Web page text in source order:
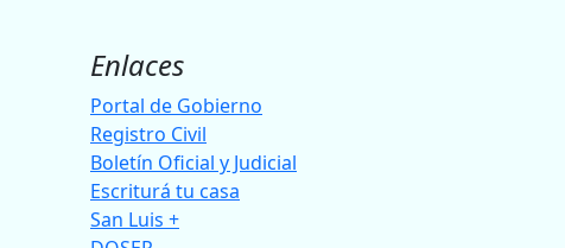
Enlaces
Portal de Gobierno
Registro Civil
Boletín Oficial y Judicial
Escriturá tu casa
San Luis +